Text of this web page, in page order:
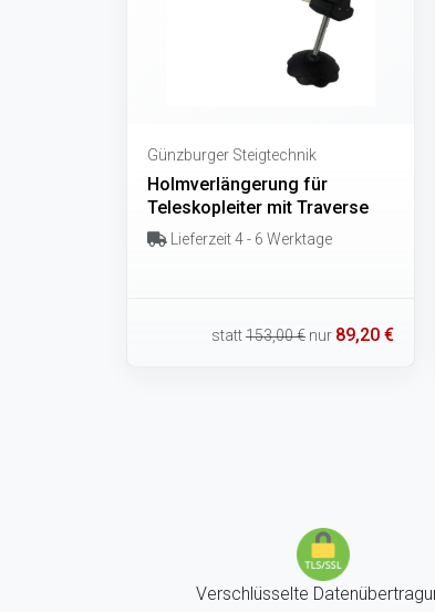
Günzburger Steigtechnik
Holmverlängerung für
Teleskopleiter mit Traverse
Lieferzeit 4 - 6 Werktage
statt153,00 € nur 89,20 €
Verschlüsselte